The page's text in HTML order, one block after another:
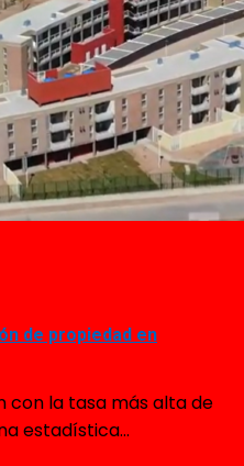
de propiedad en
con la tasa más alta de
estadística...